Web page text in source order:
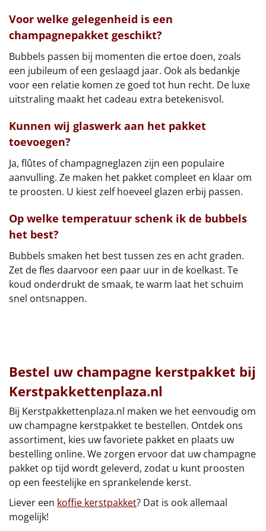
Voor welke gelegenheid is een
champagnepakket geschikt?
Bubbels passen bij momenten die ertoe doen, zoals
een jubileum of een geslaagd jaar. Ook als bedankje
voor een relatie komen ze goed tot hun recht. De luxe
uitstraling maakt het cadeau extra betekenisvol.
Kunnen wij glaswerk aan het pakket
toevoegen?
Ja, flûtes of champagneglazen zijn een populaire
aanvulling. Ze maken het pakket compleet en klaar om
te proosten. U kiest zelf hoeveel glazen erbij passen.
Op welke temperatuur schenk ik de bubbels
het best?
Bubbels smaken het best tussen zes en acht graden.
Zet de fles daarvoor een paar uur in de koelkast. Te
koud onderdrukt de smaak, te warm laat het schuim
snel ontsnappen.
Bestel uw champagne kerstpakket bij
Kerstpakkettenplaza.nl
Bij Kerstpakkettenplaza.nl maken we het eenvoudig om
uw champagne kerstpakket te bestellen. Ontdek ons
assortiment, kies uw favoriete pakket en plaats uw
bestelling online. We zorgen ervoor dat uw champagne
pakket op tijd wordt geleverd, zodat u kunt proosten
op een feestelijke en sprankelende kerst.
Liever een koffie kerstpakket? Dat is ook allemaal
mogelijk!